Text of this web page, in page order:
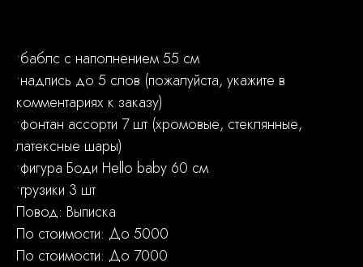
•баблс с наполнением 55 см
•надпись до 5 слов (пожалуйста, укажите в
комментариях к заказу)
•фонтан ассорти 7 шт (хромовые, стеклянные,
латексные шары)
•фигура Боди Hello baby 60 см
•грузики 3 шт
Повод: Выписка
По стоимости: До 5000
По стоимости: До 7000